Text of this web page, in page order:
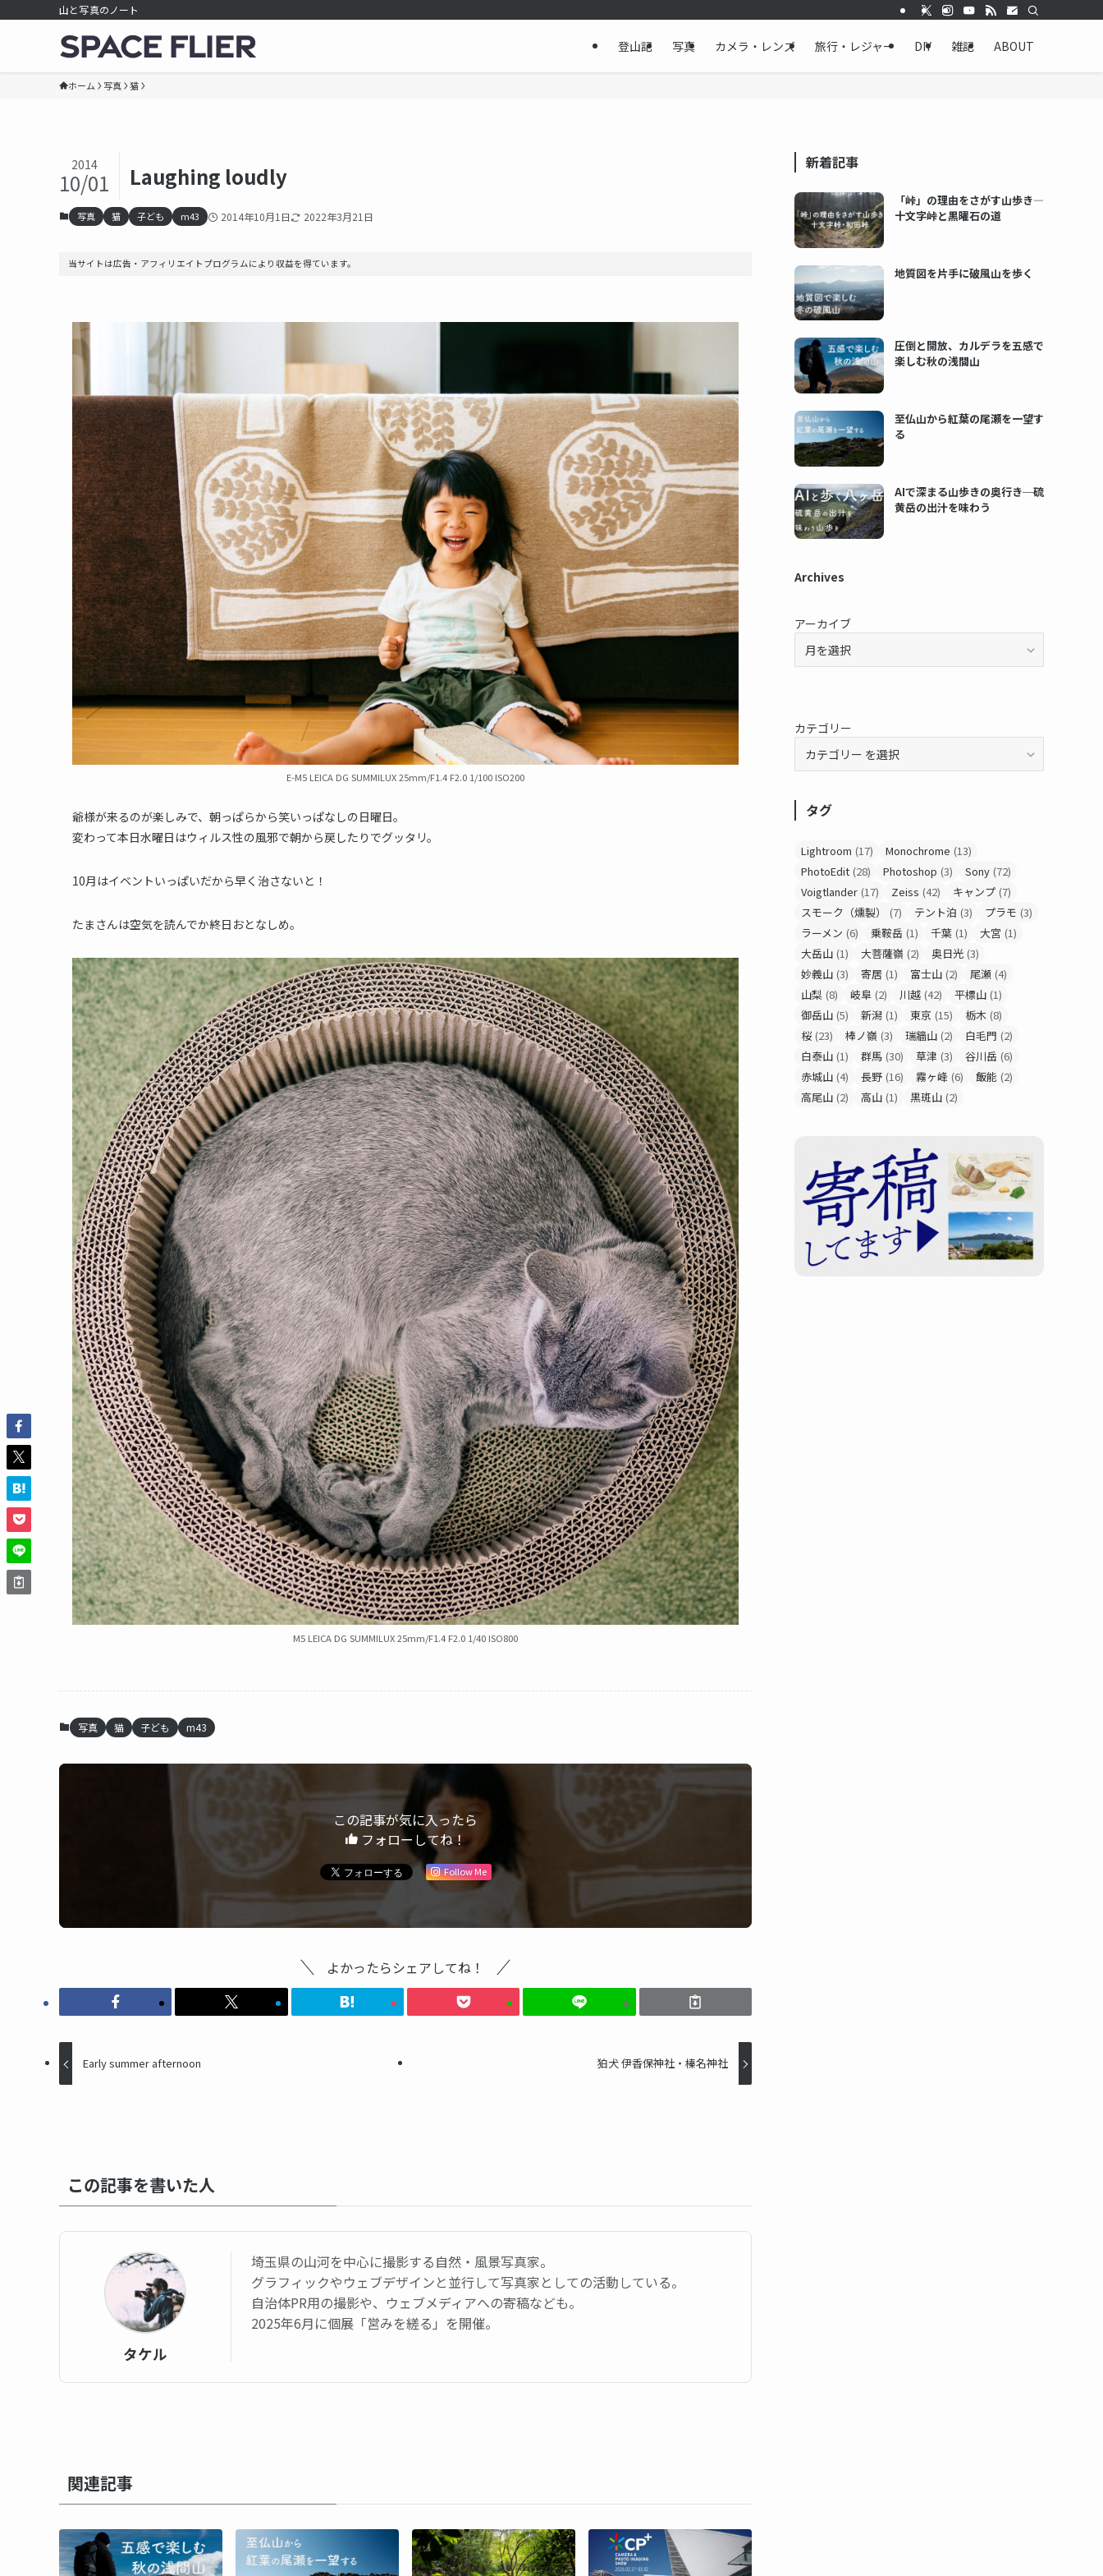
山と写真のノート
登山記 写真 カメラ・レンズ 旅行・レジャー DIY 雑記 ABOUT
ホーム 写真 猫
Laughing loudly
2014
10/01
写真 猫 子ども m43 2014年10月1日 2022年3月21日
当サイトは広告・アフィリエイトプログラムにより収益を得ています。
E-M5 LEICA DG SUMMILUX 25mm/F1.4 F2.0 1/100 ISO200
爺様が来るのが楽しみで、朝っぱらから笑いっぱなしの日曜日。
変わって本日水曜日はウィルス性の風邪で朝から戻したりでグッタリ。
10月はイベントいっぱいだから早く治さないと！
たまさんは空気を読んでか終日おとなしめ。
M5 LEICA DG SUMMILUX 25mm/F1.4 F2.0 1/40 ISO800
写真 猫 子ども m43
この記事が気に入ったら
フォローしてね！
Follow Me
よかったらシェアしてね！
Early summer afternoon 狛犬 伊香保神社・榛名神社
この記事を書いた人
タケル
埼玉県の山河を中心に撮影する自然・風景写真家。
グラフィックやウェブデザインと並行して写真家としての活動している。
自治体PR用の撮影や、ウェブメディアへの寄稿なども。
2025年6月に個展「営みを縒る」を開催。
関連記事
新着記事
「峠」の理由をさがす山歩き―
十文字峠と黒曜石の道
地質図を片手に破風山を歩く
圧倒と開放、カルデラを五感で
楽しむ秋の浅間山
至仏山から紅葉の尾瀬を一望す
る
AIで深まる山歩きの奥行き─硫
黄岳の出汁を味わう
Archives
アーカイブ
カテゴリー
タグ
Lightroom (17) Monochrome (13)
PhotoEdit (28) Photoshop (3) Sony (72)
Voigtlander (17) Zeiss (42) キャンプ (7)
スモーク（燻製）
(7) テント泊 (3) プラモ (3)
ラーメン (6) 乗鞍岳 (1) 千葉 (1) 大宮 (1)
大岳山 (1) 大菩薩嶺 (2) 奥日光 (3)
妙義山 (3) 寄居 (1) 富士山 (2) 尾瀬 (4)
山梨 (8) 岐阜 (2) 川越 (42) 平標山 (1)
御岳山 (5) 新潟 (1) 東京 (15) 栃木 (8)
桜 (23) 棒ノ嶺 (3) 瑞牆山 (2) 白毛門 (2)
白泰山 (1) 群馬 (30) 草津 (3) 谷川岳 (6)
赤城山 (4) 長野 (16) 霧ヶ峰 (6) 飯能 (2)
高尾山 (2) 高山 (1) 黒斑山 (2)